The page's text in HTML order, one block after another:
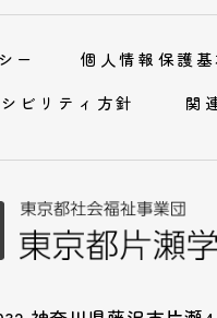
ー
個人情報保護基
ビリティ方針
関